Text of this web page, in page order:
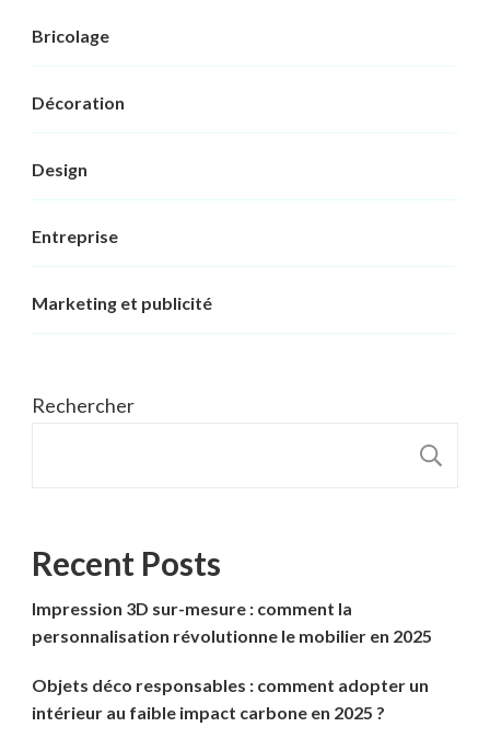
Bricolage
Décoration
Design
Entreprise
Marketing et publicité
Rechercher
Recent Posts
Impression 3D sur-mesure : comment la
personnalisation révolutionne le mobilier en 2025
Objets déco responsables : comment adopter un
intérieur au faible impact carbone en 2025 ?